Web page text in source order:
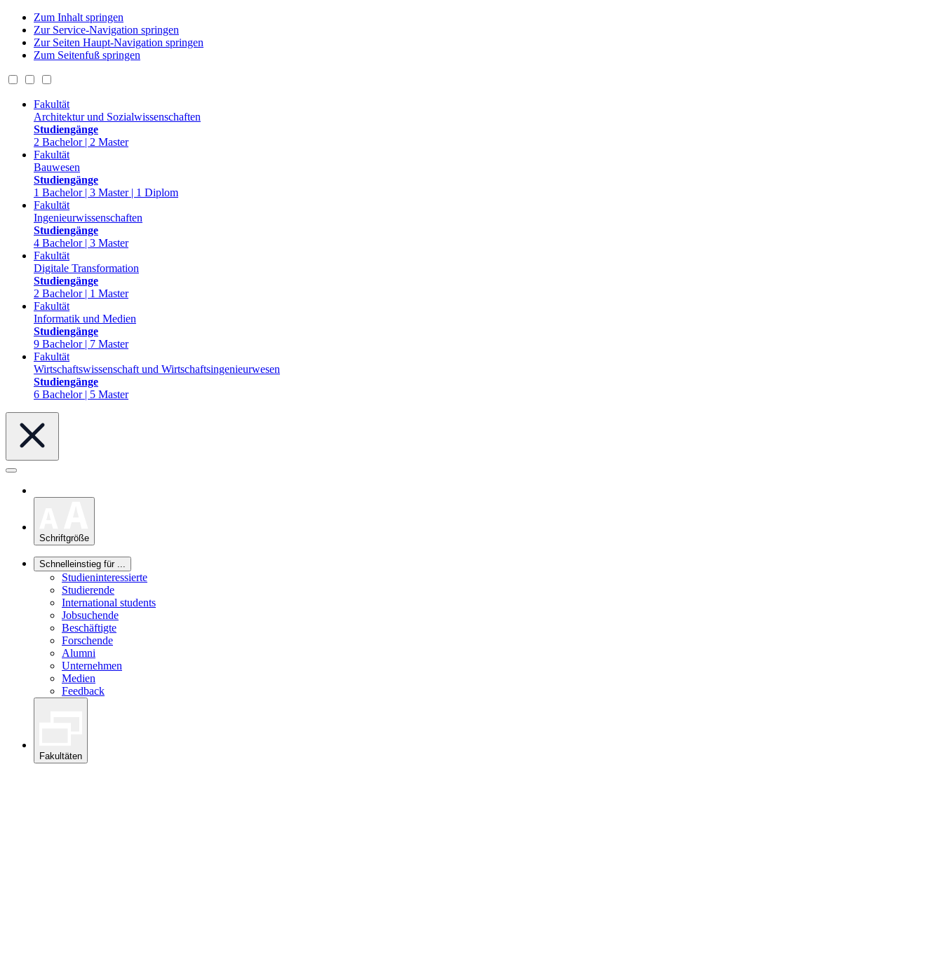
Zum Inhalt springen
Zur Service-Navigation springen
Zur Seiten Haupt-Navigation springen
Zum Seitenfuß springen
Fakultät
Architektur und Sozialwissenschaften
Studiengänge
2 Bachelor | 2 Master
Fakultät
Bauwesen
Studiengänge
1 Bachelor | 3 Master | 1 Diplom
Fakultät
Ingenieurwissenschaften
Studiengänge
4 Bachelor | 3 Master
Fakultät
Digitale Transformation
Studiengänge
2 Bachelor | 1 Master
Fakultät
Informatik und Medien
Studiengänge
9 Bachelor | 7 Master
Fakultät
Wirtschaftswissenschaft und Wirtschaftsingenieurwesen
Studiengänge
6 Bachelor | 5 Master
Schriftgröße
Schnelleinstieg für ...
Studieninteressierte
Studierende
International students
Jobsuchende
Beschäftigte
Forschende
Alumni
Unternehmen
Medien
Feedback
Fakultäten